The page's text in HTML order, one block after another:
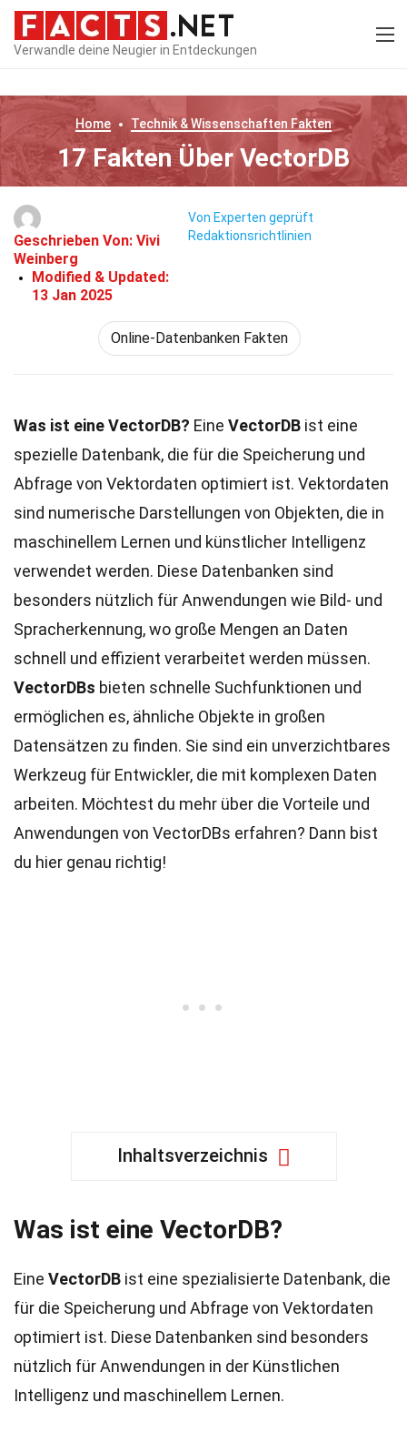
Verwandle deine Neugier in Entdeckungen
Home Technik & Wissenschaften Fakten
17 Fakten Über VectorDB
Geschrieben Von: Vivi
Weinberg
Modified & Updated:
13 Jan 2025
Von Experten geprüft
Redaktionsrichtlinien
Online-Datenbanken Fakten
Was ist eine VectorDB? Eine VectorDB ist eine
spezielle Datenbank, die für die Speicherung und
Abfrage von Vektordaten optimiert ist. Vektordaten
sind numerische Darstellungen von Objekten, die in
maschinellem Lernen und künstlicher Intelligenz
verwendet werden. Diese Datenbanken sind
besonders nützlich für Anwendungen wie Bild- und
Spracherkennung, wo große Mengen an Daten
schnell und effizient verarbeitet werden müssen.
VectorDBs bieten schnelle Suchfunktionen und
ermöglichen es, ähnliche Objekte in großen
Datensätzen zu finden. Sie sind ein unverzichtbares
Werkzeug für Entwickler, die mit komplexen Daten
arbeiten. Möchtest du mehr über die Vorteile und
Anwendungen von VectorDBs erfahren? Dann bist
du hier genau richtig!
Inhaltsverzeichnis
Was ist eine VectorDB?
Eine VectorDB ist eine spezialisierte Datenbank, die
für die Speicherung und Abfrage von Vektordaten
optimiert ist. Diese Datenbanken sind besonders
nützlich für Anwendungen in der Künstlichen
Intelligenz und maschinellem Lernen.